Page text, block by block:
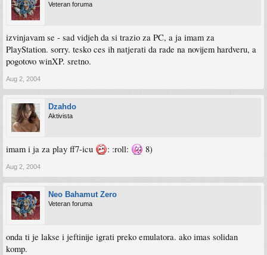
Veteran foruma
izvinjavam se - sad vidjeh da si trazio za PC, a ja imam za
PlayStation. sorry. tesko ces ih natjerati da rade na novijem hardveru, a
pogotovo winXP. sretno.
Aug 2, 2004
Dzahdo
Aktivista
imam i ja za play ff7-icu : :roll: 8)
Aug 2, 2004
Neo Bahamut Zero
Veteran foruma
onda ti je lakse i jeftinije igrati preko emulatora. ako imas solidan
komp.